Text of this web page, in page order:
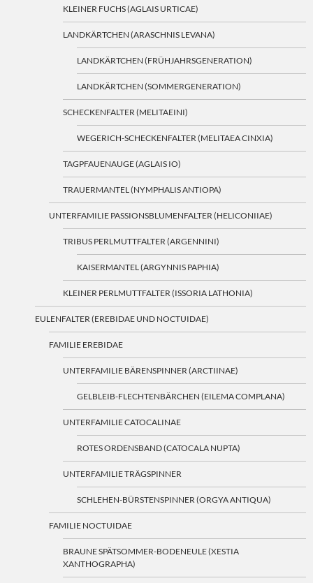
KLEINER FUCHS (AGLAIS URTICAE)
LANDKÄRTCHEN (ARASCHNIS LEVANA)
LANDKÄRTCHEN (FRÜHJAHRSGENERATION)
LANDKÄRTCHEN (SOMMERGENERATION)
SCHECKENFALTER (MELITAEINI)
WEGERICH-SCHECKENFALTER (MELITAEA CINXIA)
TAGPFAUENAUGE (AGLAIS IO)
TRAUERMANTEL (NYMPHALIS ANTIOPA)
UNTERFAMILIE PASSIONSBLUMENFALTER (HELICONIIAE)
TRIBUS PERLMUTTFALTER (ARGENNINI)
KAISERMANTEL (ARGYNNIS PAPHIA)
KLEINER PERLMUTTFALTER (ISSORIA LATHONIA)
EULENFALTER (EREBIDAE UND NOCTUIDAE)
FAMILIE EREBIDAE
UNTERFAMILIE BÄRENSPINNER (ARCTIINAE)
GELBLEIB-FLECHTENBÄRCHEN (EILEMA COMPLANA)
UNTERFAMILIE CATOCALINAE
ROTES ORDENSBAND (CATOCALA NUPTA)
UNTERFAMILIE TRÄGSPINNER
SCHLEHEN-BÜRSTENSPINNER (ORGYA ANTIQUA)
FAMILIE NOCTUIDAE
BRAUNE SPÄTSOMMER-BODENEULE (XESTIA
XANTHOGRAPHA)